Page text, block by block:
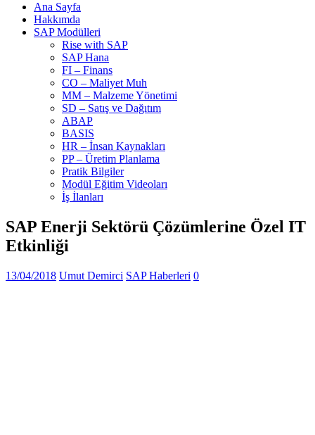
Ana Sayfa
Hakkımda
SAP Modülleri
Rise with SAP
SAP Hana
FI – Finans
CO – Maliyet Muh
MM – Malzeme Yönetimi
SD – Satış ve Dağıtım
ABAP
BASIS
HR – İnsan Kaynakları
PP – Üretim Planlama
Pratik Bilgiler
Modül Eğitim Videoları
İş İlanları
SAP Enerji Sektörü Çözümlerine Özel IT
Etkinliği
13/04/2018 Umut Demirci SAP Haberleri 0